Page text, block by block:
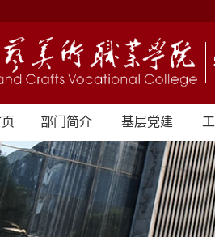
部门简介 基层党建